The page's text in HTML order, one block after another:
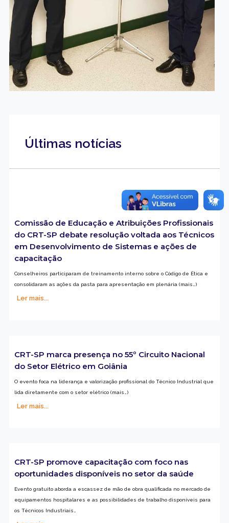
Últimas notícias
Comissão de Educação e Atribuições Profissionais
do CRT-SP debate resolução voltada aos Técnicos
em Desenvolvimento de Sistemas e ações de
capacitação
Conselheiros participaram de treinamento interno sobre o Código de Ética e
consolidaram as ações da pasta para apresentação em plenária (mais…)
Ler mais...
CRT-SP marca presença no 55º Circuito Nacional
do Setor Elétrico em Goiânia
O evento foca na liderança e valorização profissional do Técnico Industrial que
lida diretamente com o setor elétrico (mais…)
Ler mais...
CRT-SP promove capacitação com foco nas
oportunidades disponíveis no setor da saúde
Evento gratuito aborda a escassez de mão de obra qualificada no mercado de
equipamentos hospitalares e as possibilidades de trabalho disponíveis para
os Técnicos Industriais…